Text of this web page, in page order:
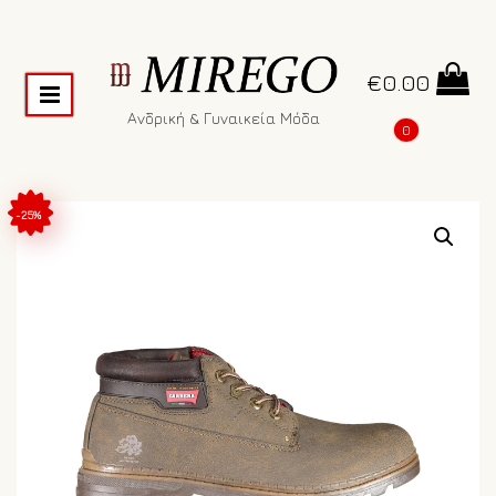
Ανδρική & Γυναικεία Μόδα
€0.00
0
-25%